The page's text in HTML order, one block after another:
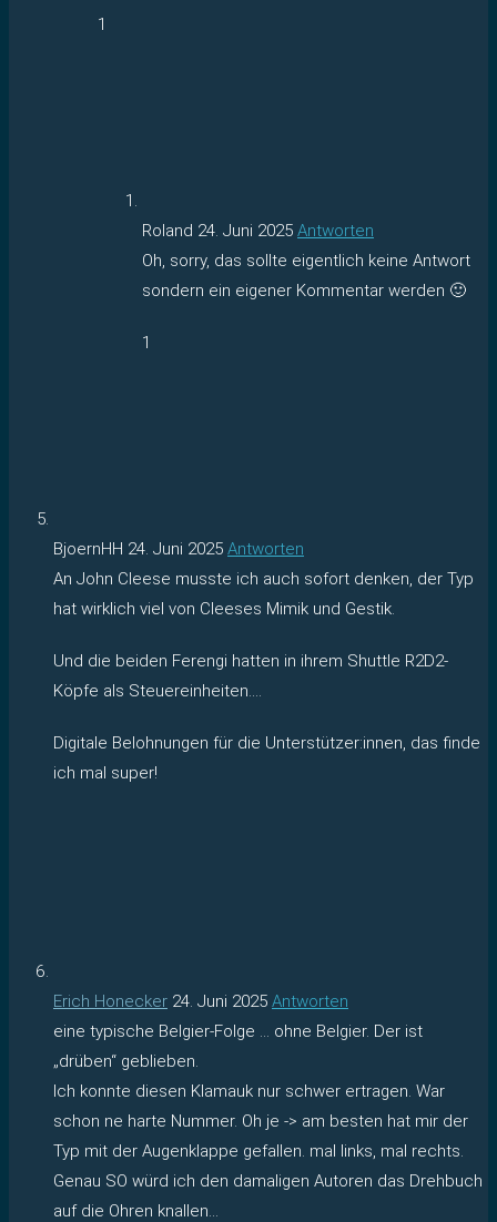
1
Roland 24. Juni 2025 Antworten
Oh, sorry, das sollte eigentlich keine Antwort
sondern ein eigener Kommentar werden 🙂
1
BjoernHH 24. Juni 2025 Antworten
An John Cleese musste ich auch sofort denken, der Typ
hat wirklich viel von Cleeses Mimik und Gestik.
Und die beiden Ferengi hatten in ihrem Shuttle R2D2-
Köpfe als Steuereinheiten….
Digitale Belohnungen für die Unterstützer:innen, das finde
ich mal super!
Erich Honecker 24. Juni 2025 Antworten
eine typische Belgier-Folge … ohne Belgier. Der ist
„drüben“ geblieben.
Ich konnte diesen Klamauk nur schwer ertragen. War
schon ne harte Nummer. Oh je -> am besten hat mir der
Typ mit der Augenklappe gefallen. mal links, mal rechts.
Genau SO würd ich den damaligen Autoren das Drehbuch
auf die Ohren knallen…